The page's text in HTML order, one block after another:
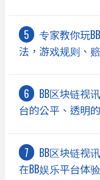
专家教你玩
法，游戏规则、
BB区块链视
台的公平、透明
BB区块链视
在BB娱乐平台体